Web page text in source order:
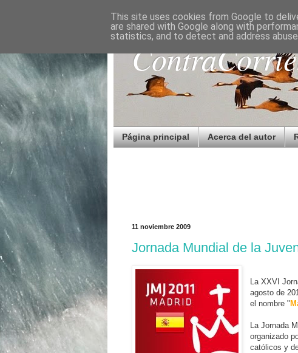
Página principal Acerca del autor
11 noviembre 2009
Jornada Mundial de la
La XXVI
agosto de
el nombre "
La Jornada
organizado
católicos y
This site uses cookies from Google to
are shared with Google along with
statistics, and to detect and address